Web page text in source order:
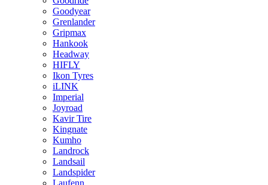
Goodyear
Grenlander
Gripmax
Hankook
Headway
HIFLY
Ikon Tyres
iLINK
Imperial
Joyroad
Kavir Tire
Kingnate
Kumho
Landrock
Landsail
Landspider
Laufenn